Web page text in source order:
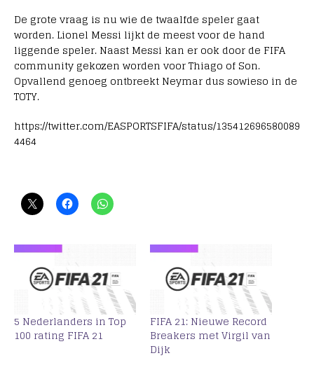
De grote vraag is nu wie de twaalfde speler gaat
worden. Lionel Messi lijkt de meest voor de hand
liggende speler. Naast Messi kan er ook door de FIFA
community gekozen worden voor Thiago of Son.
Opvallend genoeg ontbreekt Neymar dus sowieso in de
TOTY.
https://twitter.com/EASPORTSFIFA/status/135412696580089
4464
5 Nederlanders in Top
100 rating FIFA 21
FIFA 21: Nieuwe Record
Breakers met Virgil van
Dijk